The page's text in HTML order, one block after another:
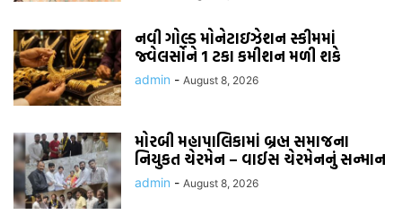
નવી ગોલ્ડ મોનેટાઇઝેશન સ્કીમમાં
જ્વેલર્સોને 1 ટકા કમીશન મળી શકે
admin - August 8, 2026
મોરબી મહાપાલિકામાં બ્રહ્મ સમાજના
નિયુકત ચેરમેન – વાઈસ ચેરમેનનું સન્માન
admin - August 8, 2026